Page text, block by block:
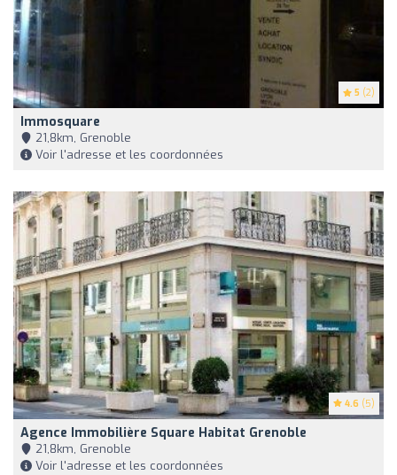
5 (2)
Immosquare
21,8km, Grenoble
Voir l'adresse et les coordonnées
4.6 (5)
Agence Immobilière Square Habitat Grenoble
21,8km, Grenoble
Voir l'adresse et les coordonnées